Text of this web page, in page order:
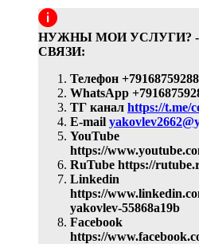
НУЖНЫ МОИ УСЛУГИ? -
СВЯЗИ:
Телефон
WhatsApp
ТГ канал https://t.me/
E-mail
YouTube
https://
RuTube https://
Linkedin
https://
yakovlev-55868a19b
Facebook
https://